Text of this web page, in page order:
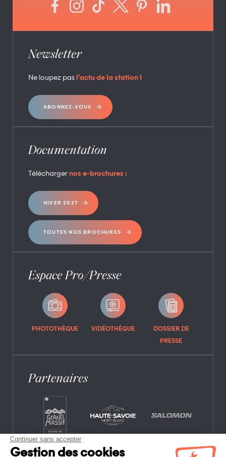
Newsletter
Ne loupez pas l’actu de la station !
ABONNEZ-VOUS
Documentation
Télécharger nos e-brochures :
HIVER 2027
TOUTES NOS BROCHURES
Espace Pro/Presse
PHOTOTHÈQUE VIDÉOTHÈQUE
DOSSIER DE
PRESSE
Partenaires